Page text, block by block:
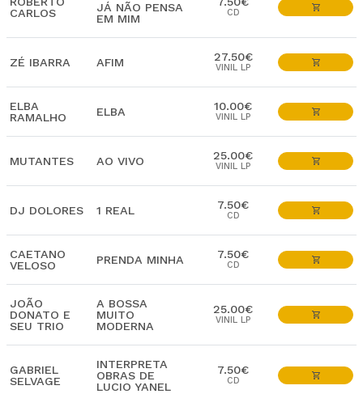
CARLOS
JÁ NÃO PENSA
EM MIM
CD
ZÉ IBARRA AFIM 27.50€
VINIL LP
ELBA
RAMALHO
ELBA 10.00€
VINIL LP
MUTANTES AO VIVO 25.00€
VINIL LP
DJ DOLORES 1 REAL 7.50€
CD
CAETANO
VELOSO
PRENDA MINHA 7.50€
CD
JOÃO
DONATO E
SEU TRIO
A BOSSA
MUITO
MODERNA
25.00€
VINIL LP
GABRIEL
SELVAGE
INTERPRETA
OBRAS DE
LUCIO YANEL
7.50€
CD